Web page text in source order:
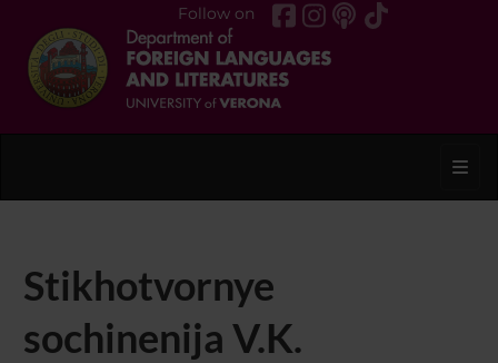
Follow on
Stikhotvornye
sochinenija V.K.